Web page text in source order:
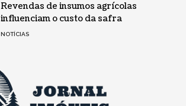
Revendas de insumos agrícolas
influenciam o custo da safra
NOTÍCIAS